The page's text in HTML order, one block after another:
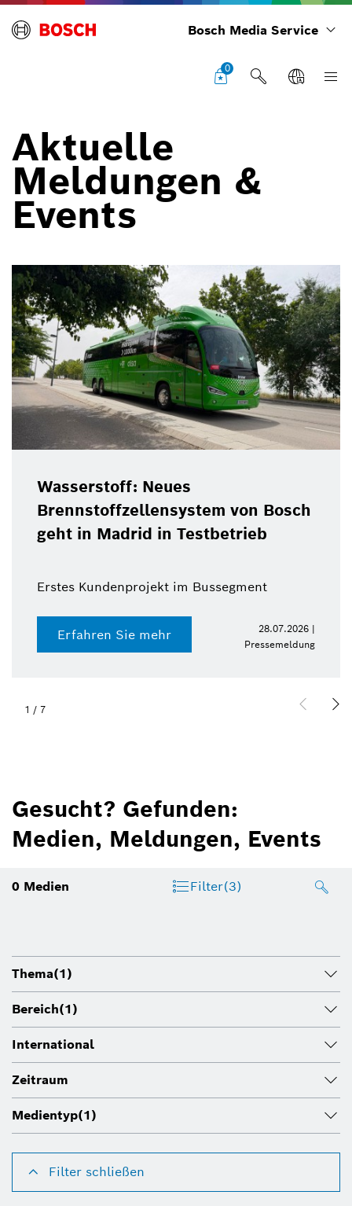
Bosch Media Service
0
Aktuelle
Meldungen &
Events
Wasserstoff: Neues
Brennstoffzellensystem von Bosch
geht in Madrid in Testbetrieb
Erstes Kundenprojekt im Bussegment
Erfahren Sie mehr
28.07.2026 |
Pressemeldung
1 / 7
Gesucht? Gefunden:
Medien, Meldungen, Events
0 Medien Filter(3)
Thema(1)
Bereich(1)
International
Zeitraum
Medientyp(1)
Filter schließen